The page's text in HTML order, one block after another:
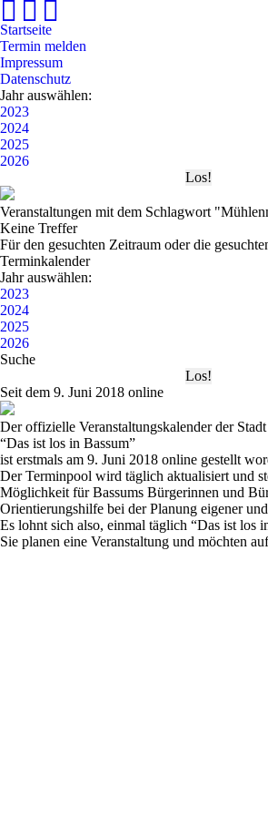
Startseite
Termin melden
Impressum
Datenschutz
Jahr auswählen:
2023
2024
2025
2026
Veranstaltungen mit dem Schlagwort
Keine Treffer
Für den gesuchten Zeitraum oder die
Terminkalender
Jahr auswählen:
2023
2024
2025
2026
Suche
Seit dem 9. Juni 2018 online
Der offizielle Veranstaltungskalender der
“Das ist los in Bassum”
ist erstmals am 9. Juni 2018 online gestellt
Der Terminpool wird täglich aktualisiert und
Möglichkeit für Bassums Bürgerinnen und
Orientierungshilfe bei der Planung eigener
Es lohnt sich also, einmal täglich “Das ist los
Sie planen eine Veranstaltung und möchten